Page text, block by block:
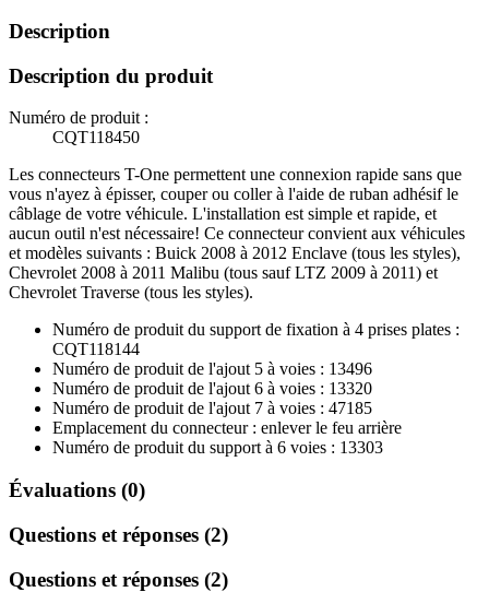
Description
Description du produit
Numéro de produit :
CQT118450
Les connecteurs T-One permettent une connexion rapide sans que
vous n'ayez à épisser, couper ou coller à l'aide de ruban adhésif le
câblage de votre véhicule. L'installation est simple et rapide, et
aucun outil n'est nécessaire! Ce connecteur convient aux véhicules
et modèles suivants : Buick 2008 à 2012 Enclave (tous les styles),
Chevrolet 2008 à 2011 Malibu (tous sauf LTZ 2009 à 2011) et
Chevrolet Traverse (tous les styles).
Numéro de produit du support de fixation à 4 prises plates :
CQT118144
Numéro de produit de l'ajout 5 à voies : 13496
Numéro de produit de l'ajout 6 à voies : 13320
Numéro de produit de l'ajout 7 à voies : 47185
Emplacement du connecteur : enlever le feu arrière
Numéro de produit du support à 6 voies : 13303
Évaluations (0)
Questions et réponses (2)
Questions et réponses (2)